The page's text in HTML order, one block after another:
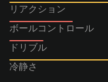
リアクション
ボールコントロール
ドリブル
冷静さ